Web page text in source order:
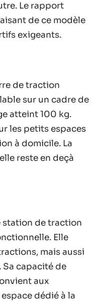
Le rapport
de ce modèle
exigeants.
de traction
sur un cadre de
atteint 100 kg.
les petits espaces
à domicile. La
reste en deçà
station de traction
Elle
mais aussi
capacité de
aux
dédié à la